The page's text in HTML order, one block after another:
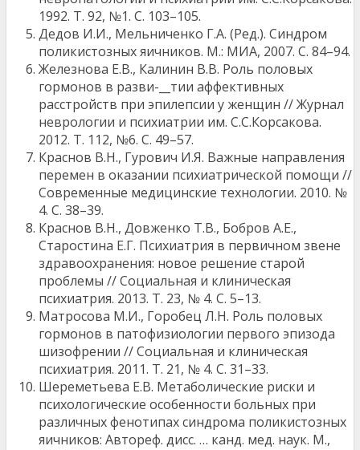
1992. Т. 92, №1. С. 103–105.
Дедов И.И., Мельниченко Г.А. (Ред.). Синдром
поликистозных яичников. М.: МИА, 2007. С. 84–94.
Железнова Е.В., Калинин В.В. Роль половых
гормонов в разви-__тии аффективных
расстройств при эпилепсии у женщин // Журнал
неврологии и психиатрии им. C.C.Корсакова.
2012. Т. 112, №6. С. 49–57.
Краснов В.Н., Гурович И.Я. Важные направления
перемен в оказании психиатрической помощи //
Современные медицинские технологии. 2010. №
4. С. 38–39.
Краснов В.Н., Довженко Т.В., Бобров А.Е.,
Старостина Е.Г. Психиатрия в первичном звене
здравоохранения: новое решение старой
проблемы // Социальная и клиническая
психиатрия. 2013. Т. 23, № 4. С. 5–13.
Матросова М.И., Горобец Л.Н. Роль половых
гормонов в патофизиологии первого эпизода
шизофрении // Социальная и клиническая
психиатрия. 2011. Т. 21, № 4. С. 31–33.
Шереметьева Е.В. Метаболические риски и
психологические особенности больных при
различных фенотипах синдрома поликистозных
яичников: Автореф. дисс. … канд. мед. наук. М.,